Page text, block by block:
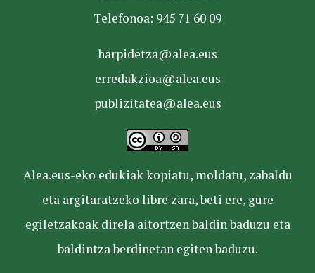
Telefonoa: 945 71 60 09
harpidetza@alea.eus
erredakzioa@alea.eus
publizitatea@alea.eus
Alea.eus-eko edukiak kopiatu, moldatu, zabaldu
eta argitaratzeko libre zara, beti ere, gure
egiletzakoak direla aitortzen baldin baduzu eta
baldintza berdinetan egiten baduzu.